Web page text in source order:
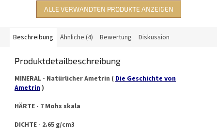
ALLE VERWANDTEN PRODUKTE ANZEIGEN
Beschreibung Ähnliche (4) Bewertung Diskussion
Produktdetailbeschreibung
MINERAL - Natürlicher Ametrin (Die Geschichte von
Ametrin)
HÄRTE - 7 Mohs skala
DICHTE - 2.65 g/cm3